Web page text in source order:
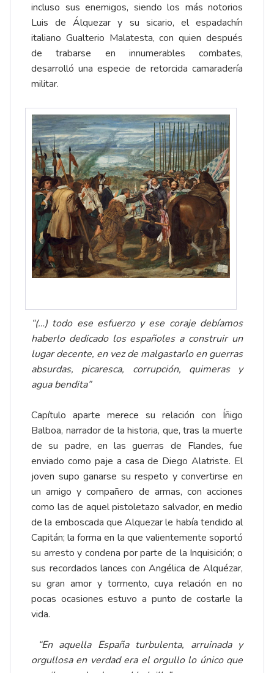
incluso sus enemigos, siendo los más notorios
Luis de Álquezar y su sicario, el espadachín
italiano Gualterio Malatesta, con quien después
de trabarse en innumerables combates,
desarrolló una especie de retorcida camaradería
militar.
“(…) todo ese esfuerzo y ese coraje debíamos
haberlo dedicado los españoles a construir un
lugar decente, en vez de malgastarlo en guerras
absurdas, picaresca, corrupción, quimeras y
agua bendita”
Capítulo aparte merece su relación con Íñigo
Balboa, narrador de la historia, que, tras la muerte
de su padre, en las guerras de Flandes, fue
enviado como paje a casa de Diego Alatriste. El
joven supo ganarse su respeto y convertirse en
un amigo y compañero de armas, con acciones
como las de aquel pistoletazo salvador, en medio
de la emboscada que Alquezar le había tendido al
Capitán; la forma en la que valientemente soportó
su arresto y condena por parte de la Inquisición; o
sus recordados lances con Angélica de Alquézar,
su gran amor y tormento, cuya relación en no
pocas ocasiones estuvo a punto de costarle la
vida.
“En aquella España turbulenta, arruinada y
orgullosa en verdad era el orgullo lo único que